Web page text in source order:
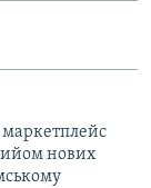
нових